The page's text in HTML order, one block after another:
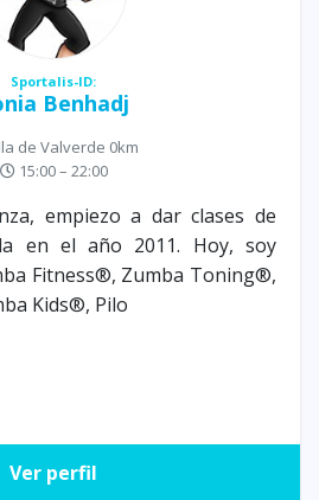
Sportalis-ID:
Benhadj
de Valverde 0km
15:00 – 22:00
empiezo a dar clases de
en el año 2011. Hoy, soy
Fitness®, Zumba Toning®,
Kids®, Pilo
Ver perfil